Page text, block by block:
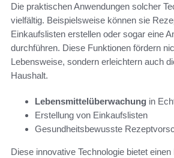
Die praktischen Anwendungen solcher
vielfältig. Beispielsweise können sie
Einkaufslisten erstellen oder sogar eine
durchführen. Diese Funktionen fördern
Lebensweise, sondern erleichtern auch
Haushalt.
Lebensmittelüberwachung in
Erstellung von Einkaufslisten
Gesundheitsbewusste
Diese innovative Technologie bietet